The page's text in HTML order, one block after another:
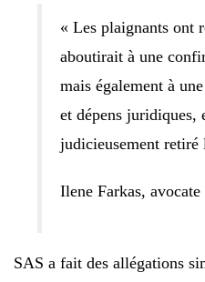
« Les plaignants ont
aboutirait à une
mais également à
et dépens juridiques,
judicieusement retiré
Ilene Farkas, avocate
SAS a fait des allégations